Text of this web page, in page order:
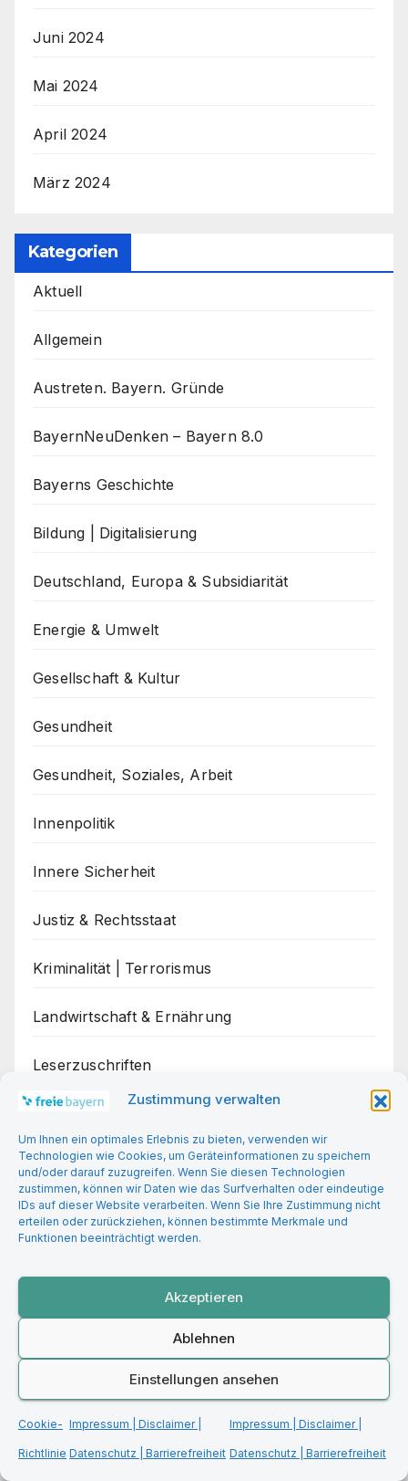
Zustimmung verwalten
Um Ihnen ein optimales Erlebnis zu bieten, verwenden wir
Technologien wie Cookies, um Geräteinformationen zu speichern
und/oder darauf zuzugreifen. Wenn Sie diesen Technologien
zustimmen, können wir Daten wie das Surfverhalten oder eindeutige
IDs auf dieser Website verarbeiten. Wenn Sie Ihre Zustimmung nicht
erteilen oder zurückziehen, können bestimmte Merkmale und
Funktionen beeinträchtigt werden.
Akzeptieren
Ablehnen
Einstellungen ansehen
Cookie-
Richtlinie
Impressum | Disclaimer |
Datenschutz | Barrierefreiheit
Impressum | Disclaimer |
Datenschutz | Barrierefreiheit
Juni 2024
Mai 2024
April 2024
März 2024
Kategorien
Aktuell
Allgemein
Austreten. Bayern. Gründe
BayernNeuDenken – Bayern 8.0
Bayerns Geschichte
Bildung | Digitalisierung
Deutschland, Europa & Subsidiarität
Energie & Umwelt
Gesellschaft & Kultur
Gesundheit
Gesundheit, Soziales, Arbeit
Innenpolitik
Innere Sicherheit
Justiz & Rechtsstaat
Kriminalität | Terrorismus
Landwirtschaft & Ernährung
Leserzuschriften
Medienpolitik
Migrationspolitik
Politiker | Werte
Standpunkte
Uncategorized
Verteidigung & Souveränität